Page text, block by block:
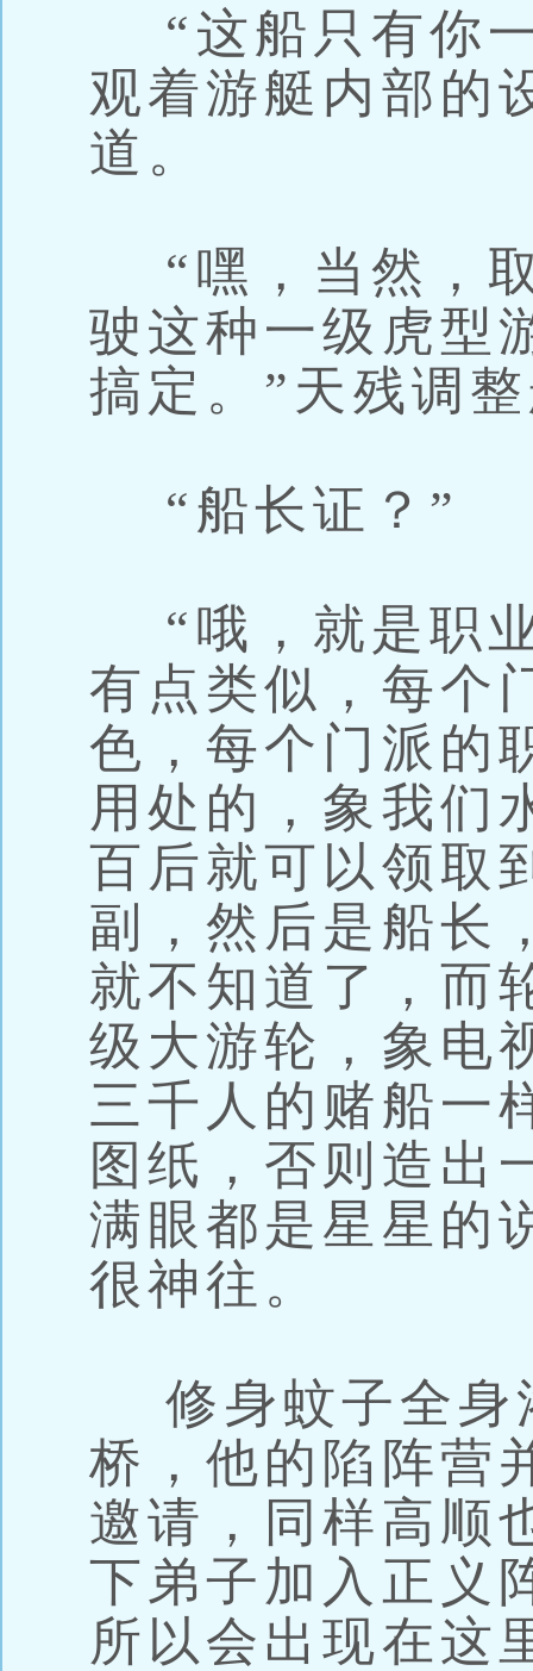
“这船只有你
观着游艇内部的
道。
“嘿，当然，
驶这种一级虎型
搞定。”天残调
“船长证？”
“哦，就是职
有点类似，每个
色，每个门派的
用处的，象我们
百后就可以领取
副，然后是船长
就不知道了，而
级大游轮，象电
三千人的赌船一
图纸，否则造出
满眼都是星星的
很神往。
修身蚊子全身
桥，他的陷阵营
邀请，同样高顺
下弟子加入正义
所以会出现在这